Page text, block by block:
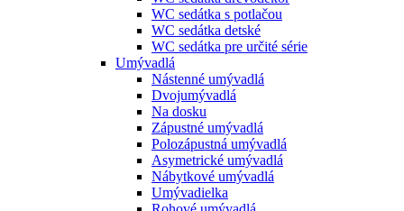
WC sedátka s potlačou
WC sedátka detské
WC sedátka pre určité série
Umývadlá
Nástenné umývadlá
Dvojumývadlá
Na dosku
Zápustné umývadlá
Polozápustná umývadlá
Asymetrické umývadlá
Nábytkové umývadlá
Umývadielka